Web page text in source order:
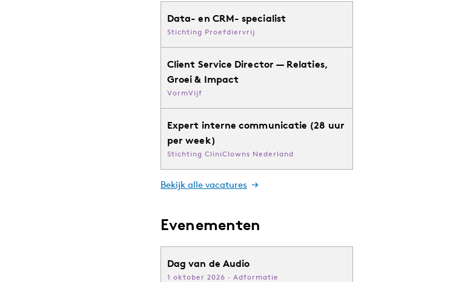
Data- en CRM- specialist
Stichting Proefdiervrij
Client Service Director — Relaties,
Groei & Impact
VormVijf
Expert interne communicatie (28 uur
per week)
Stichting CliniClowns Nederland
Bekijk alle vacatures
Evenementen
Dag van de Audio
1 oktober 2026 · Adformatie